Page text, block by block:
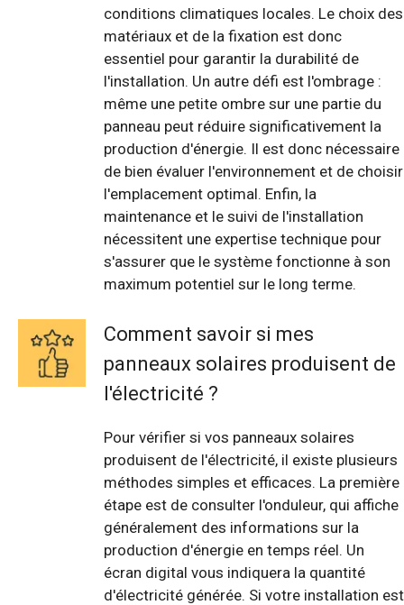
conditions climatiques locales. Le choix des
matériaux et de la fixation est donc
essentiel pour garantir la durabilité de
l'installation. Un autre défi est l'ombrage :
même une petite ombre sur une partie du
panneau peut réduire significativement la
production d'énergie. Il est donc nécessaire
de bien évaluer l'environnement et de choisir
l'emplacement optimal. Enfin, la
maintenance et le suivi de l'installation
nécessitent une expertise technique pour
s'assurer que le système fonctionne à son
maximum potentiel sur le long terme.
Comment savoir si mes
panneaux solaires produisent de
l'électricité ?
Pour vérifier si vos panneaux solaires
produisent de l'électricité, il existe plusieurs
méthodes simples et efficaces. La première
étape est de consulter l'onduleur, qui affiche
généralement des informations sur la
production d'énergie en temps réel. Un
écran digital vous indiquera la quantité
d'électricité générée. Si votre installation est